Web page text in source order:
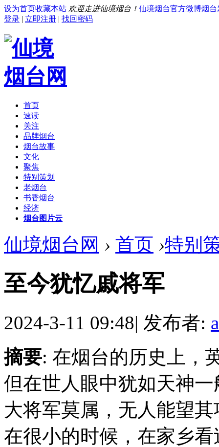
设为首页收藏本站 欢迎走进仙境烟台！ 仙境烟台官方微博烟台
登录 | 立即注册 | 找回密码
首页
速读
关注
品牌烟台
烟台故事
文化
聚焦
特别策划
老烟台
书香烟台
经济
烟台图片云
仙境烟台网 › 首页 ›特别
至今犹忆戚将军
2024-3-11 09:48| 发布者:
摘要: 在烟台的历史上，
但在世人眼中犹如天神
大将军莫属，无人能望
在很小的时候，在家乡